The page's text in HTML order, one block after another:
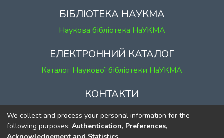
БІБЛІОТЕКА НАУКМА
Наукова бібліотека НаУКМА
ЕЛЕКТРОННИЙ КАТАЛОГ
Каталог Наукової бібліотеки НаУКМА
КОНТАКТИ
м. Київ, вул. Григорія Сковороди, 2
к. 1, к. 120
We collect and process your personal information for the
following purposes: Authentication, Preferences,